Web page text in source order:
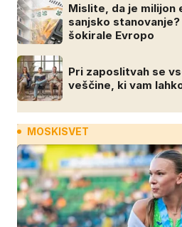
Mislite, da je milijon
sanjsko
šokirale Evropo
Pri zaposlitvah se
veščine, ki vam
MOSKISVET